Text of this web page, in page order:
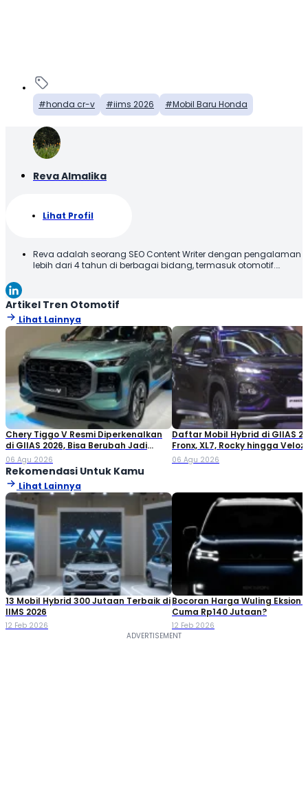
honda cr-v iims 2026 Mobil Baru Honda
Reva Almalika
Lihat Profil
Reva adalah seorang SEO Content Writer dengan pengalaman
lebih dari 4 tahun di berbagai bidang, termasuk otomotif.
informatif, menarik, dan mudah dipahami oleh pembaca.
Artikel Tren Otomotif
Lihat Lainnya
Chery Tiggo V Resmi Diperkenalkan
di GIIAS 2026, Bisa Berubah Jadi
Double Cabin
06 Agu 2026
Daftar Mobil Hybrid di GIIAS
Fronx, XL7, Rocky hingga Veloz!
06 Agu 2026
Rekomendasi Untuk Kamu
Lihat Lainnya
13 Mobil Hybrid 300 Jutaan Terbaik di
IIMS 2026
12 Feb 2026
Bocoran Harga Wuling Eksion
Cuma Rp140 Jutaan?
12 Feb 2026